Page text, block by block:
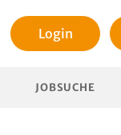
Login
JOBSUCHE